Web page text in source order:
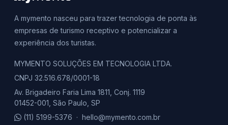
A mymento nasceu para trazer tecnologia de ponta às
empresas de turismo receptivo e potencializar a
experiência dos turistas.
MYMENTO SOLUÇÕES EM TECNOLOGIA LTDA.
CNPJ 32.516.678/0001-18
Av. Brigadeiro Faria Lima 1811, Conj. 1119
01452-001, São Paulo, SP
(11) 5199-5376 · hello@mymento.com.br